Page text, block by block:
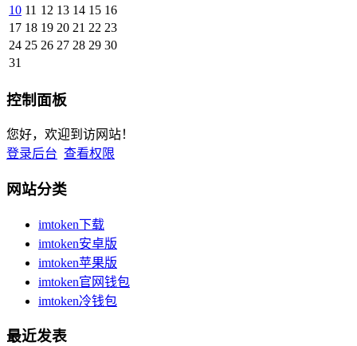
10 11 12 13 14 15 16
17 18 19 20 21 22 23
24 25 26 27 28 29 30
31
控制面板
您好，欢迎到访网站！
登录后台 查看权限
网站分类
imtoken下载
imtoken安卓版
imtoken苹果版
imtoken官网钱包
imtoken冷钱包
最近发表